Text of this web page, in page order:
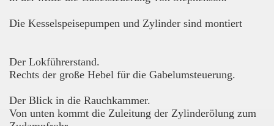
Die Kesselspeisepumpen und Zylinder sind montiert
Der Lokführerstand.
Rechts der große Hebel für die Gabelumsteuerung.
Der Blick in die Rauchkammer.
Von unten kommt die Zuleitung der Zylinderölung zum